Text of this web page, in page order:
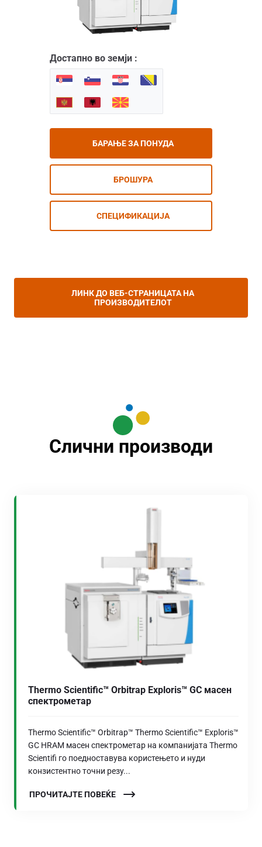
Достапно во земји :
БАРАЊЕ ЗА ПОНУДА
БРОШУРА
СПЕЦИФИКАЦИЈА
ЛИНК ДО ВЕБ-СТРАНИЦАТА НА
ПРОИЗВОДИТЕЛОТ
Слични производи
Thermo Scientific™ Orbitrap Exploris™ GC масен
спектрометар
Thermo Scientific™ Orbitrap™ Thermo Scientific™ Exploris™
GC HRAM масен спектрометар на компанијата Thermo
Scientifi го поедноставува користењето и нуди
конзистентно точни резу...
ПРОЧИТАЈТЕ ПОВЕЌЕ